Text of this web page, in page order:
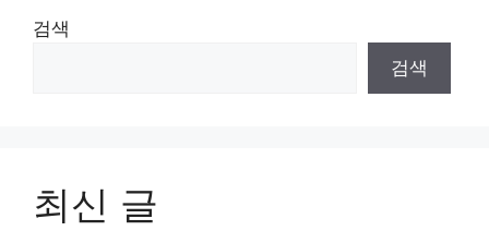
검색
검색
최신 글